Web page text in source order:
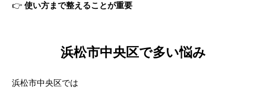
👉 使い方まで整えることが重要
浜松市中央区で多い悩み
浜松市中央区では